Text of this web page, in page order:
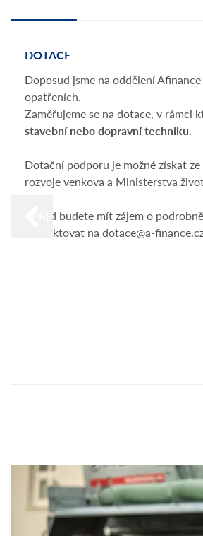
PREVIOUS
DOTACE
Doposud jsme na oddělení
opatřeních.
Zaměřujeme se na dotace, v rámci
stavební nebo dopravní techniku.
Dotační podporu je možné získat
rozvoje venkova a Ministerstva
Pokud budete mít zájem o
kontaktovat na dotace@a-